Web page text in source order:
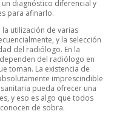
diagnóstico diferencial y
para afinarlo.
utilización de varias
y la selección
del radiólogo. En la
del radiólogo en
toman. La existencia de
imprescindible
pueda ofrecer una
y eso es algo que todos
de sobra.